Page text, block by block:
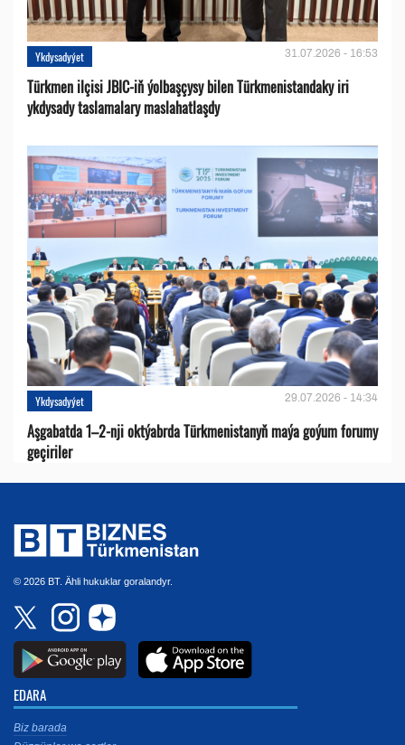
Ykdysadyýet 31.07.2026 - 16:53
Türkmen ilçisi JBIC-iň ýolbaşçysy bilen Türkmenistandaky iri
ykdysady taslamalary maslahatlaşdy
Ykdysadyýet 29.07.2026 - 14:34
Aşgabatda 1–2-nji oktýabrda Türkmenistanyň maýa goýum forumy
geçiriler
© 2026 BT. Ähli hukuklar goralandyr.
EDARA
Biz barada